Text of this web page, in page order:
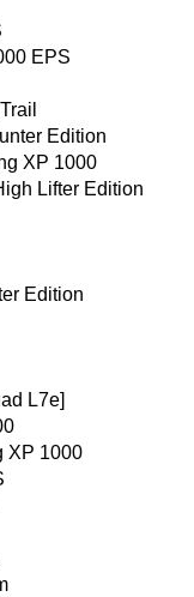
EPS
Edition
XP 1000
Lifter Edition
Edition
L7e]
XP 1000